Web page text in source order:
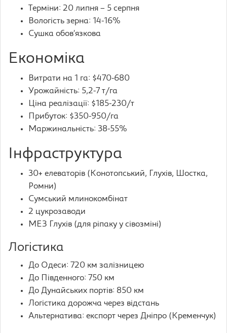
Терміни: 20 липня – 5 серпня
Вологість зерна: 14-16%
Сушка обов’язкова
Економіка
Витрати на 1 га: $470-680
Урожайність: 5,2-7 т/га
Ціна реалізації: $185-230/т
Прибуток: $350-950/га
Маржинальність: 38-55%
Інфраструктура
30+ елеваторів (Конотопський, Глухів, Шостка,
Ромни)
Сумський млинокомбінат
2 цукрозаводи
МЕЗ Глухів (для ріпаку у сівозміні)
Логістика
До Одеси: 720 км залізницею
До Південного: 750 км
До Дунайських портів: 850 км
Логістика дорожча через відстань
Альтернатива: експорт через Дніпро (Кременчук)